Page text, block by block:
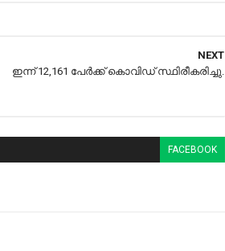
NEXT
ഇന്ന് 12,161 പേര്‍ക്ക് കൊവിഡ് സ്ഥിരീകരിച്ചു.
FACEBOOK